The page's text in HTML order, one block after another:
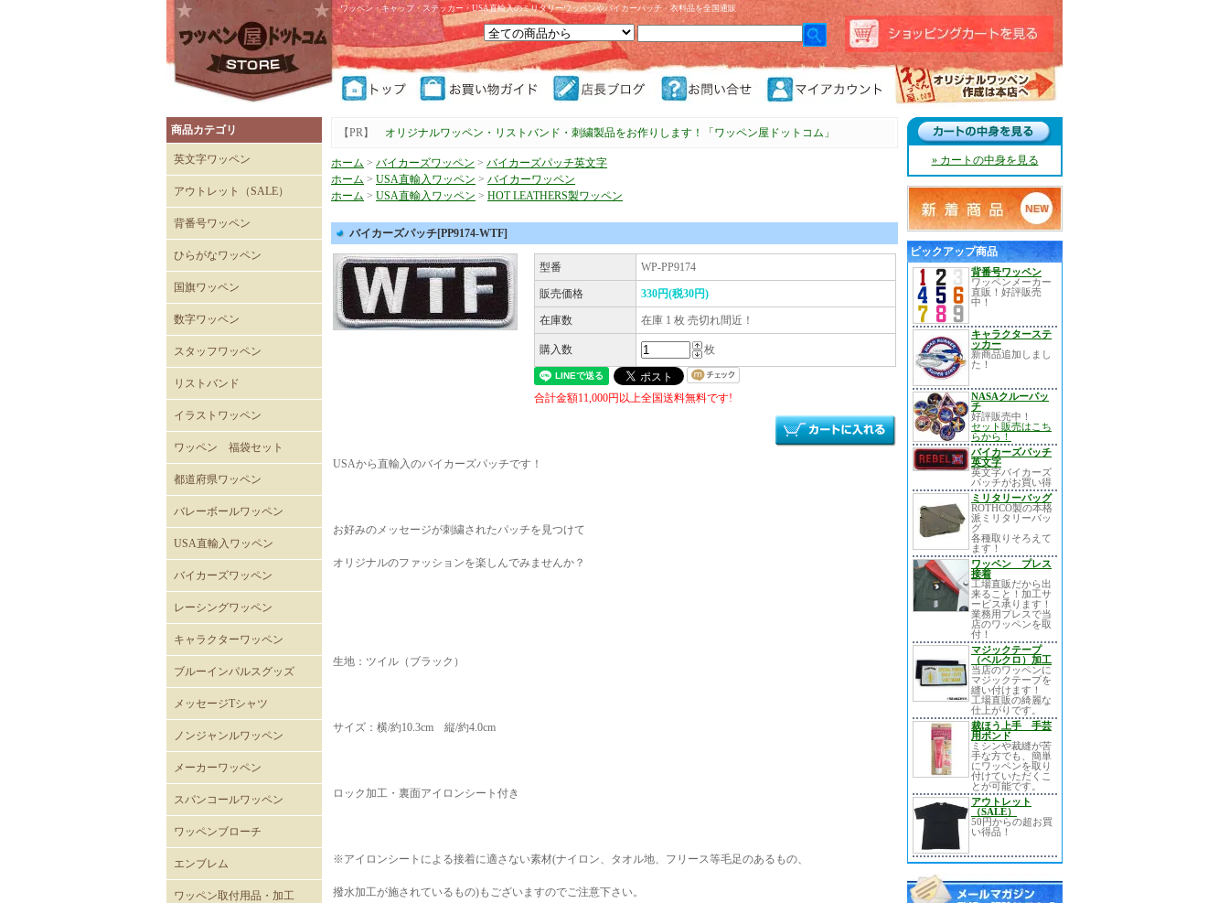
ワッペン・キャップ・ステッカー・USA直輸入のミリタリーワッペンやバイカーパッチ・衣料品を全国通販
商品カテゴリ
英文字ワッペン
アウトレット（SALE）
Tシャツ
キャップ
背番号ワッペン
ひらがなワッペン
国旗ワッペン
数字ワッペン
スタッフワッペン
ン
ン
リストバンド
イラストワッペン
ワッペン 福袋セット
都道府県ワッペン
バレーボールワッペン
バレーボール
USA直輸入ワッペン
ROTHCOミリタリーワッペ
ミリタリーワッペン
階級章ワッペン
テープタグ
スカルワッペン
バイカーワッペン
警察･消防ワッペン
徽章ワッペン
スラングワッペン
国旗ワッペン
アニマルワッペン
バラエティーワッペン
NASAクルーパッチ
バイカーズワッペン
イズ
レーシングワッペン
キャラクターワッペン
スヌーピー
ディズニー
ムーミン
くまのがっこう
ROAD RUNNER ワッペン
CLAY SMITH
FELIX
トムとジェリー
バットマン
スーパーマン
トゥイーティー
スターウォーズ
スパイダーマン
マーベル・コミック
RATFINK
ミッフィー
デッドベア
NHKはなかっぱ
ともだち8にん
カピバラさん
セサミストリート
NHKみいつけた
ウサビッチ
パラッパラッパー
鉄腕アトム
ハッピーツリーフレンズ
ガーフィールド
ブルーインパルスグッズ
メッセージTシャツ
ノンジャンルワッペン
メーカーワッペン
スパンコールワッペン
ワッペンブローチ
エンブレム
既成ワッペン エンブレム
ワッペン取付用品・加工
【PR】 オリジナルワッペン・リストバンド・刺繍製品をお作りします！「ワッペン屋ドットコム」
ホーム > バイカーズワッペン > バイカーズパッチ英文字
ホーム > USA直輸入ワッペン > バイカーワッペン
ホーム > USA直輸入ワッペン > HOT LEATHERS製ワッペン
バイカーズパッチ[PP9174-WTF]
型番 WP-PP9174
販売価格 330円(税30円)
在庫数 在庫 1 枚 売切れ間近！
購入数 枚
合計金額11,000円以上全国送料無料です!
USAから直輸入のバイカーズパッチです！
お好みのメッセージが刺繍されたパッチを見つけて
オリジナルのファッションを楽しんでみませんか？
生地：ツイル（ブラック）
サイズ：横/約10.3cm 縦/約4.0cm
ロック加工・裏面アイロンシート付き
※アイロンシートによる接着に適さない素材(ナイロン、タオル地、フリース等毛足のあるもの、
撥水加工が施されているもの)もございますのでご注意下さい。
» カートの中身を見る
ピックアップ商品
背番号ワッペン
ワッペンメーカー
直販！好評販売
中！
キャラクターステ
ッカー
新商品追加しまし
た！
NASAクルーパッ
チ
好評販売中！
セット販売はこち
らから！
バイカーズパッチ
英文字
英文字バイカーズ
パッチがお買い得
ミリタリーバッグ
ROTHCO製の本格
派ミリタリーバッ
グ
各種取りそろえて
ます！
ワッペン プレス
接着
工場直販だから出
来ること！加工サ
ービス承ります！
業務用プレスで当
店のワッペンを取
付！
マジックテープ
（ベルクロ）加工
当店のワッペンに
マジックテープを
縫い付けます！
工場直販の綺麗な
仕上がりです。
裁ほう上手 手芸
用ボンド
ミシンや裁縫が苦
手な方でも、簡単
にワッペンを取り
付けていただくこ
とが可能です。
アウトレット
（SALE）
50円からの超お買
い得品！